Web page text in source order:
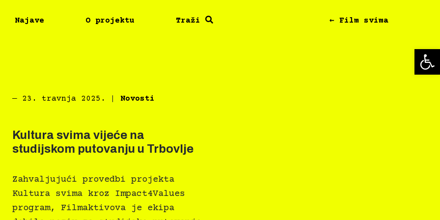
Najave O projektu ← Film svima
Traži
― 23. travnja 2025. Novosti
Kultura svima vijeće na
studijskom putovanju u Trbovlje
Zahvaljujući provedbi projekta
Kultura svima kroz Impact4Values
program, Filmaktivova je ekipa